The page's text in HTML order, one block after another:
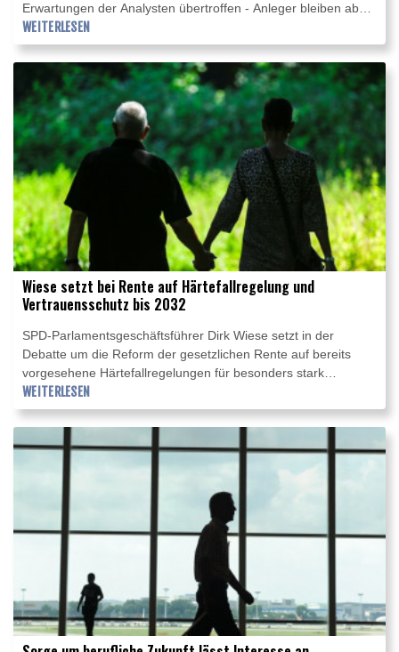
Erwartungen der Analysten übertroffen - Anleger bleiben aber
skeptisch, ob das Unternehmen von Elon Musk seine
hochfliegenden Pläne einhalten kann. Der Umsatz von SpaceX
stieg im zweiten Quartal um 92 Prozent auf 7,8 Milliarden
Dollar (6,75 Milliarden Euro), den Verlust reduzierte das
Unternehmen im Vergleich zum Vorjahresquartal deutlich.
WEITERLESEN
Wiese setzt bei Rente auf Härtefallregelung und
Vertrauensschutz bis 2032
SPD-Parlamentsgeschäftsführer Dirk Wiese setzt in der
Debatte um die Reform der gesetzlichen Rente auf bereits
vorgesehene Härtefallregelungen für besonders stark
belastete Erwerbstätige sowie Vertrauensschutzregelungen für
die Dauer von rund fünf Jahren. Damit bewege er sich im
Rahmen der Vorschläge der Reformkommission, sagte Wiese
am Mittwoch in Berlin. Forderungen auch aus seiner Partei,
auf die Abschaffung der abschlagsfreien Rente für Menschen
mit mindestens 45 Versicherungsjahren zu verzichten,
übernahm Wiese ausdrücklich nicht.
WEITERLESEN